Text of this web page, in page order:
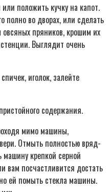
положить кучку на капот.
полно во дворах, или сделать
овсяных пряников, крошим их
Выглядит очень
иголок, залейте
содержания.
мимо машины,
Отмыть полностью вряд-
крепкой серной
вам посчастливится достать
ей помыть стекла машины.